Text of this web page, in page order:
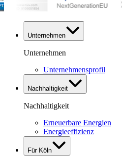
Unternehmen
Unternehmen
Unternehmensprofil
Nachhaltigkeit
Nachhaltigkeit
Erneuerbare Energien
Energieeffizienz
Für Köln